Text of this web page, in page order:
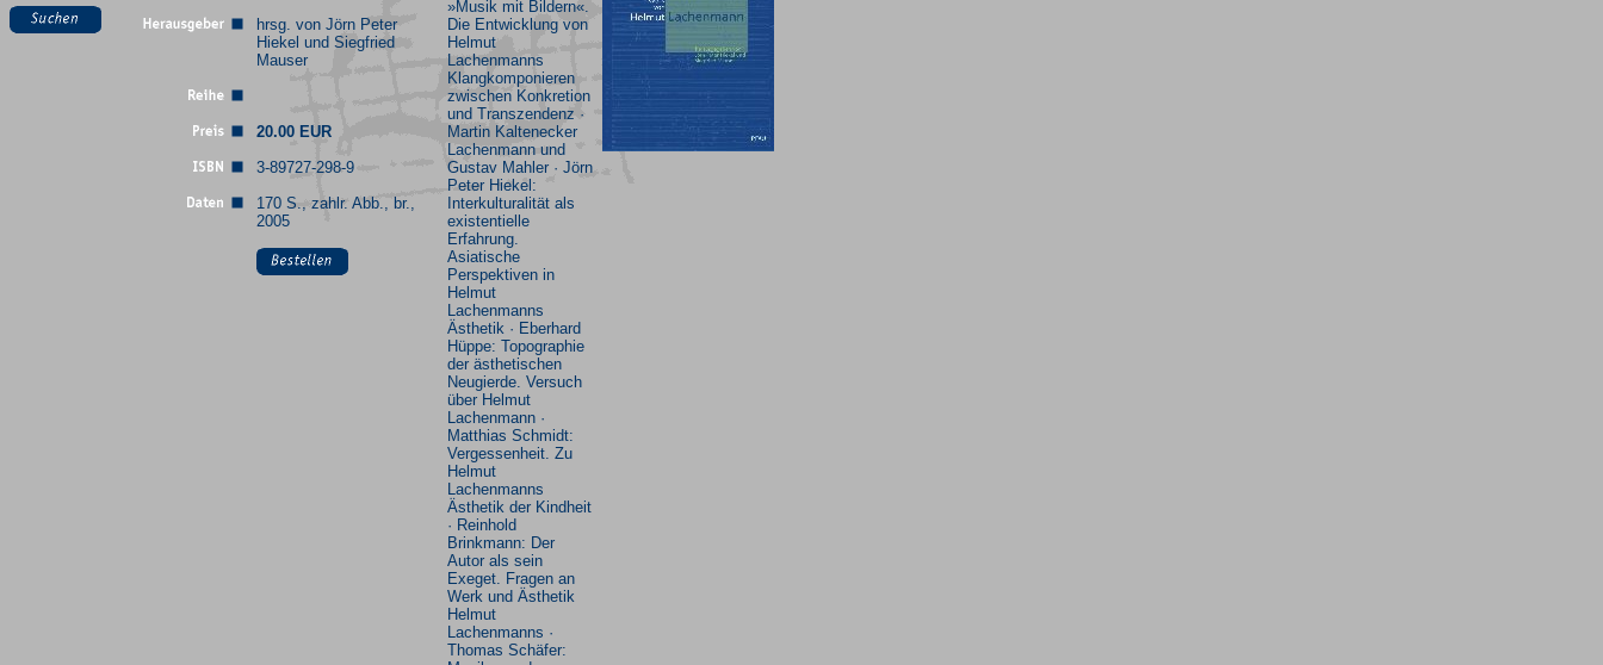
hrsg. von Jörn Peter
Hiekel und Siegfried
Mauser
20.00 EUR
3-89727-298-9
170 S., zahlr. Abb., br.,
2005
»Musik mit Bildern«.
Die Entwicklung von
Helmut
Lachenmanns
Klangkomponieren
zwischen Konkretion
und Transzendenz ·
Martin Kaltenecker
Lachenmann und
Gustav Mahler · Jörn
Peter Hiekel:
Interkulturalität als
existentielle
Erfahrung.
Asiatische
Perspektiven in
Helmut
Lachenmanns
Ästhetik · Eberhard
Hüppe: Topographie
der ästhetischen
Neugierde. Versuch
über Helmut
Lachenmann ·
Matthias Schmidt:
Vergessenheit. Zu
Helmut
Lachenmanns
Ästhetik der Kindheit
· Reinhold
Brinkmann: Der
Autor als sein
Exeget. Fragen an
Werk und Ästhetik
Helmut
Lachenmanns ·
Thomas Schäfer: